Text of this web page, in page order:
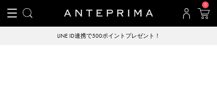
0
LINE ID連携で500ポイントプレゼント！